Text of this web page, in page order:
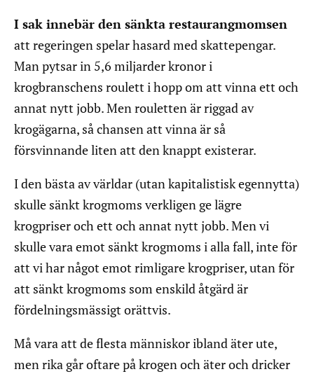
I sak innebär den sänkta restaurangmomsen
att regeringen spelar hasard med skattepengar.
Man pytsar in 5,6 miljarder kronor i
krogbranschens roulett i hopp om att vinna ett och
annat nytt jobb. Men rouletten är riggad av
krogägarna, så chansen att vinna är så
försvinnande liten att den knappt existerar.
I den bästa av världar (utan kapitalistisk egennytta)
skulle sänkt krogmoms verkligen ge lägre
krogpriser och ett och annat nytt jobb. Men vi
skulle vara emot sänkt krogmoms i alla fall, inte för
att vi har något emot rimligare krogpriser, utan för
att sänkt krogmoms som enskild åtgärd är
fördelningsmässigt orättvis.
Må vara att de flesta människor ibland äter ute,
men rika går oftare på krogen och äter och dricker